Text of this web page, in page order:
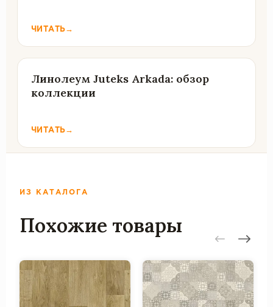
ЧИТАТЬ→
Линолеум Juteks Arkada: обзор
коллекции
ЧИТАТЬ→
ИЗ КАТАЛОГА
Похожие товары